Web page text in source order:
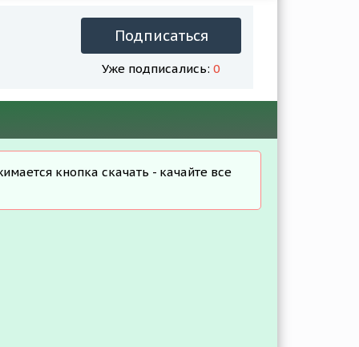
Подписаться
Уже подписались: 0
кнопка скачать - качайте все